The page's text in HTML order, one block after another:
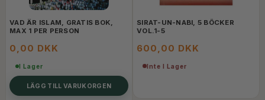
VAD ÄR ISLAM, GRATIS BOK,
MAX 1 PER PERSON
0,00 DKK
I Lager
LÄGG TILL VARUKORGEN
SIRAT-UN-NABI, 5 BÖCKER
VOL.1-5
600,00 DKK
Inte I Lager